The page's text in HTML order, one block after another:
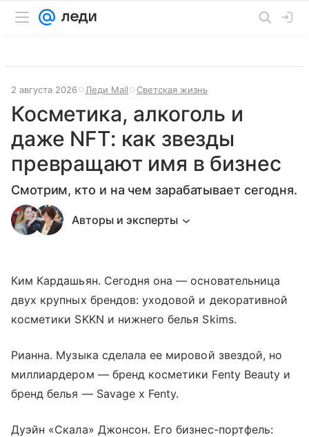
2 августа 2026 Леди Mail Светская жизнь
Косметика, алкоголь и
даже NFT: как звезды
превращают имя в бизнес
Смотрим, кто и на чем зарабатывает сегодня.
Авторы и эксперты
Ким Кардашьян. Сегодня она — основательница
двух крупных брендов: уходовой и декоративной
косметики SKKN и нижнего белья Skims.
Рианна. Музыка сделала ее мировой звездой, но
миллиардером — бренд косметики Fenty Beauty и
бренд белья — Savage x Fenty.
Дуэйн «Скала» Джонсон. Его бизнес-портфель: